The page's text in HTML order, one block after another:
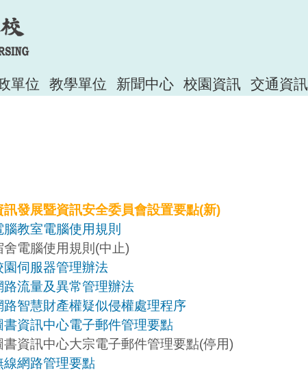
單位 教學單位 新聞中心 校園資訊 交通資訊
發展暨資訊安全委員會設置要點(新)
教室電腦使用規則
電腦使用規則(中止)
園伺服器管理辦法
流量及異常管理辦法
智慧財產權疑似侵權處理程序
資訊中心電子郵件管理要點
資訊中心大宗電子郵件管理要點(停用)
線網路管理要點